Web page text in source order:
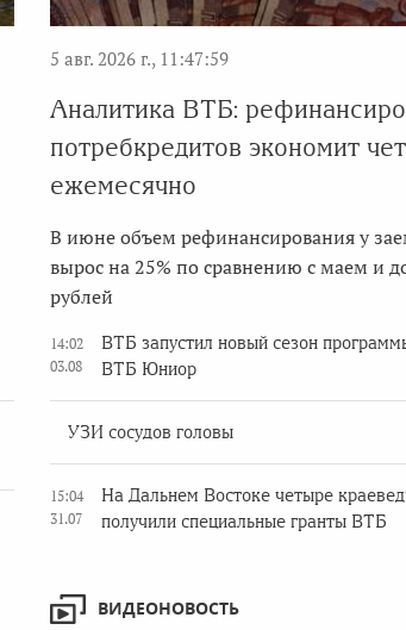
5 авг. 2026 г., 11:47:59
Аналитика ВТБ:
потребкредитов экономит
ежемесячно
В июне объем рефинансирования у
вырос на 25% по сравнению с маем и
рублей
14:02
03.08
ВТБ запустил новый сезон
ВТБ Юниор
УЗИ сосудов головы
15:04
31.07
На Дальнем Востоке четыре
получили специальные гранты ВТБ
ВИДЕОНОВОСТЬ